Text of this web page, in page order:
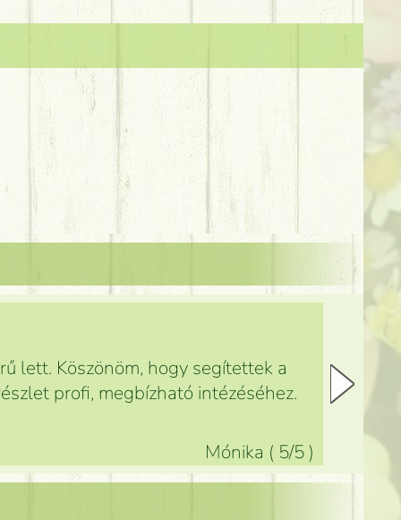
lett. Köszönöm, hogy segítettek a
profi, megbízható intézéséhez.
Mónika ( 5/5 )